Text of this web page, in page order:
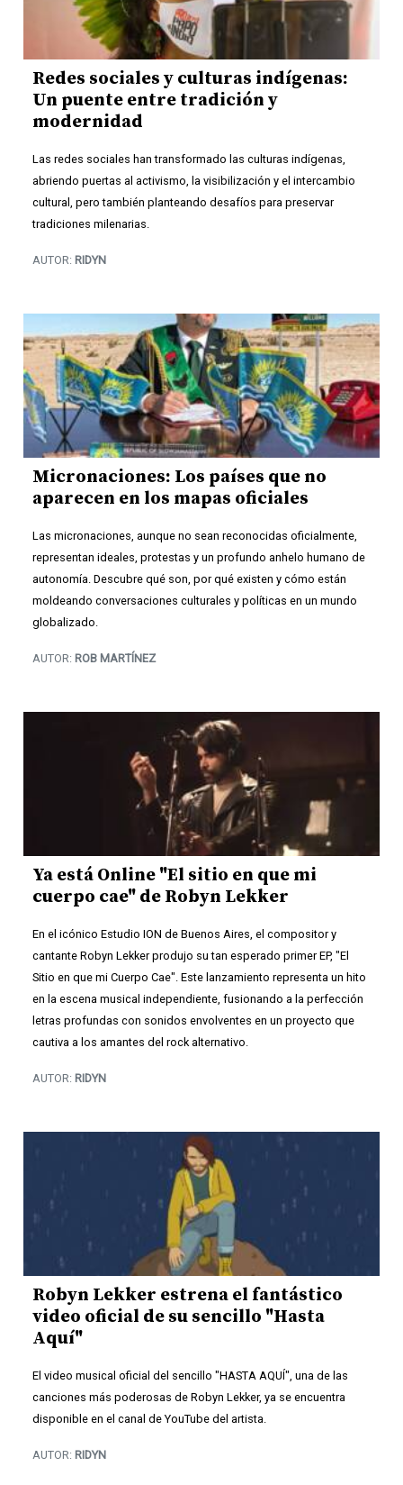
Redes sociales y culturas indígenas:
Un puente entre tradición y
modernidad
Las redes sociales han transformado las culturas indígenas,
abriendo puertas al activismo, la visibilización y el intercambio
cultural, pero también planteando desafíos para preservar
tradiciones milenarias.
AUTOR: RIDYN
Micronaciones: Los países que no
aparecen en los mapas oficiales
Las micronaciones, aunque no sean reconocidas oficialmente,
representan ideales, protestas y un profundo anhelo humano de
autonomía. Descubre qué son, por qué existen y cómo están
moldeando conversaciones culturales y políticas en un mundo
globalizado.
AUTOR: ROB MARTÍNEZ
Ya está Online "El sitio en que mi
cuerpo cae" de Robyn Lekker
En el icónico Estudio ION de Buenos Aires, el compositor y
cantante Robyn Lekker produjo su tan esperado primer EP, "El
Sitio en que mi Cuerpo Cae". Este lanzamiento representa un hito
en la escena musical independiente, fusionando a la perfección
letras profundas con sonidos envolventes en un proyecto que
cautiva a los amantes del rock alternativo.
AUTOR: RIDYN
Robyn Lekker estrena el fantástico
video oficial de su sencillo "Hasta
Aquí"
El video musical oficial del sencillo "HASTA AQUÍ", una de las
canciones más poderosas de Robyn Lekker, ya se encuentra
disponible en el canal de YouTube del artista.
AUTOR: RIDYN